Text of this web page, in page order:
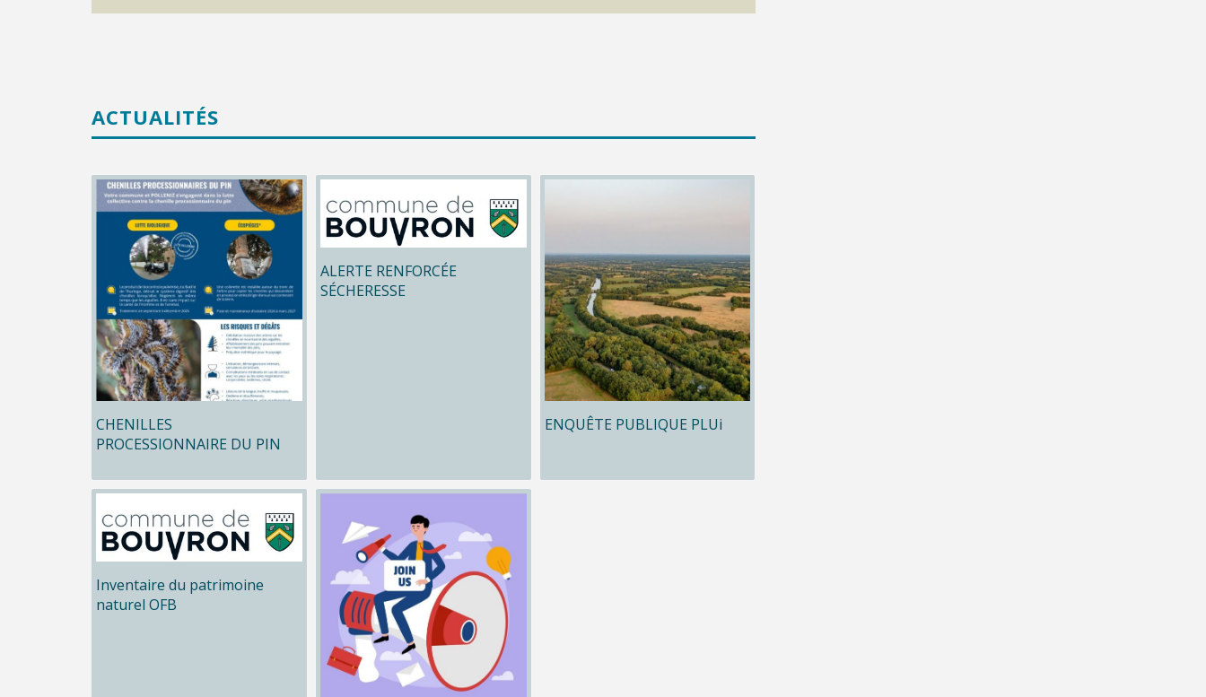
ACTUALITÉS
CHENILLES
PROCESSIONNAIRE DU PIN
ALERTE RENFORCÉE
SÉCHERESSE
ENQUÊTE PUBLIQUE PLUi
Inventaire du patrimoine
naturel OFB